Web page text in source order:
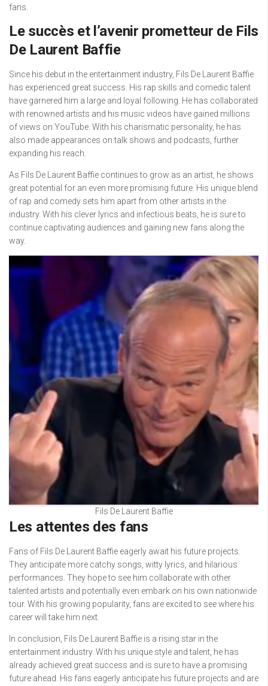
fans.
Le succès et l’avenir prometteur de Fils
De Laurent Baffie
Since his debut in the entertainment industry, Fils De Laurent Baffie
has experienced great success. His rap skills and comedic talent
have garnered him a large and loyal following. He has collaborated
with renowned artists and his music videos have gained millions
of views on YouTube. With his charismatic personality, he has
also made appearances on talk shows and podcasts, further
expanding his reach.
As Fils De Laurent Baffie continues to grow as an artist, he shows
great potential for an even more promising future. His unique blend
of rap and comedy sets him apart from other artists in the
industry. With his clever lyrics and infectious beats, he is sure to
continue captivating audiences and gaining new fans along the
way.
Fils De Laurent Baffie
Les attentes des fans
Fans of Fils De Laurent Baffie eagerly await his future projects.
They anticipate more catchy songs, witty lyrics, and hilarious
performances. They hope to see him collaborate with other
talented artists and potentially even embark on his own nationwide
tour. With his growing popularity, fans are excited to see where his
career will take him next.
In conclusion, Fils De Laurent Baffie is a rising star in the
entertainment industry. With his unique style and talent, he has
already achieved great success and is sure to have a promising
future ahead. His fans eagerly anticipate his future projects and are